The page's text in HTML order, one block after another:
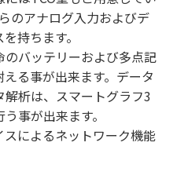
のアナログ入力およびデ
持ちます。
バッテリーおよび多点記
る事が出来ます。データ
析は、スマートグラフ3
事が出来ます。
によるネットワーク機能